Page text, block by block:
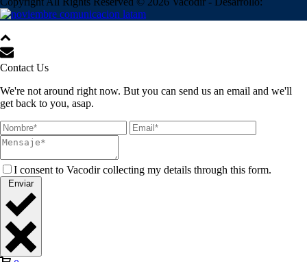
Contact Us
We're not around right now. But you can send us an email and we'll
get back to you, asap.
I consent to Vacodir collecting my details through this form.
Enviar